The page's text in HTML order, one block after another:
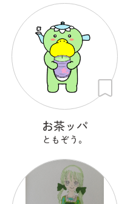
お茶ッパ
ともぞう。